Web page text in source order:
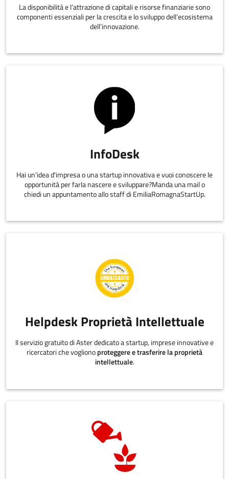
La disponibilità e l’attrazione di capitali e risorse finanziarie sono
componenti essenziali per la crescita e lo sviluppo dell’ecosistema
dell’innovazione.
InfoDesk
Hai un'idea d'impresa o una startup innovativa e vuoi conoscere le
opportunità per farla nascere e sviluppare?Manda una mail o
chiedi un appuntamento allo staff di EmiliaRomagnaStartUp.
Helpdesk Proprietà Intellettuale
Il servizio gratuito di Aster dedicato a startup, imprese innovative e
ricercatori che voglionoproteggere e trasferire la proprietà
intellettuale.